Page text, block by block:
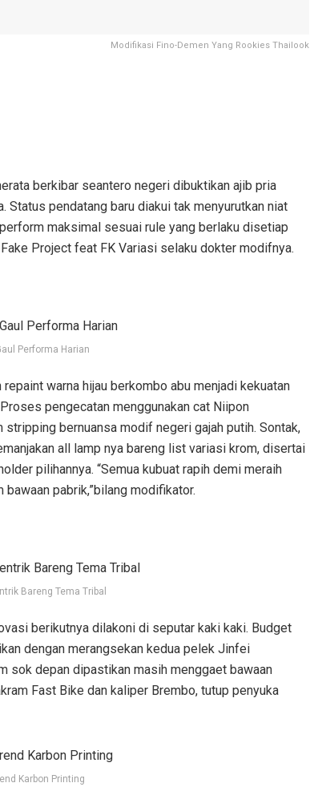
Modifikasi Fino-Demen Yang Rookies Thailook
berkibar seantero negeri dibuktikan ajib pria
pendatang baru diakui tak menyurutkan niat
maksimal sesuai rule yang berlaku disetiap
Project feat FK Variasi selaku dokter modifnya.
Performa Harian
warna hijau berkombo abu menjadi kekuatan
pengecatan menggunakan cat Niipon
bernuansa modif negeri gajah putih. Sontak,
all lamp nya bareng list variasi krom, disertai
pilihannya. “Semua kubuat rapih demi meraih
pabrik,”bilang modifikator.
Bareng Tema Tribal
berikutnya dilakoni di seputar kaki kaki. Budget
dengan merangsekan kedua pelek Jinfei
sok depan dipastikan masih menggaet bawaan
Fast Bike dan kaliper Brembo, tutup penyuka
Karbon Printing